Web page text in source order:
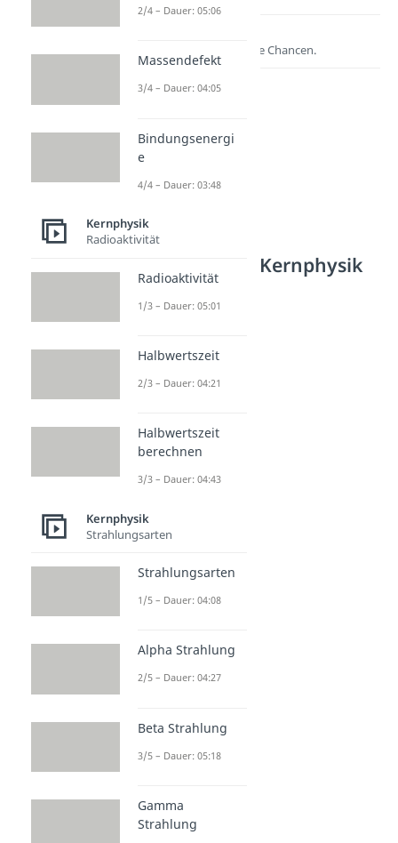
Entdecke hier deine Chancen.
Weitere Inhalte: Kernphysik
Nuklid
Nuklidkarte
Elektron
Dauer: 05:26
Dauer: 04:09
Elementarteilchen
Dauer: 05:40
Dauer: 05:09
2/4 – Dauer: 05:06
Massendefekt
3/4 – Dauer: 04:05
Bindungsenergi
e
4/4 – Dauer: 03:48
Kernphysik
Radioaktivität
Radioaktivität
1/3 – Dauer: 05:01
Halbwertszeit
2/3 – Dauer: 04:21
Halbwertszeit
berechnen
3/3 – Dauer: 04:43
Kernphysik
Strahlungsarten
Strahlungsarten
1/5 – Dauer: 04:08
Alpha Strahlung
2/5 – Dauer: 04:27
Beta Strahlung
3/5 – Dauer: 05:18
Gamma
Strahlung